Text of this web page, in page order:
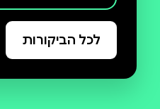
תוך כדי קריאה אנו
היומיום של בטהובן
לכל הביקורות